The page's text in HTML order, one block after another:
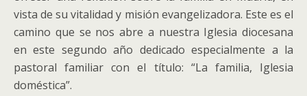
vista de su vitalidad y misión evangelizadora. Este es el
camino que se nos abre a nuestra Iglesia diocesana
en este segundo año dedicado especialmente a la
pastoral familiar con el título: “La familia, Iglesia
doméstica”.